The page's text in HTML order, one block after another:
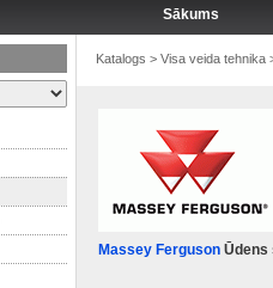
Sākums
Katalogs > Visa veida tehnika
Massey Ferguson Ūdens